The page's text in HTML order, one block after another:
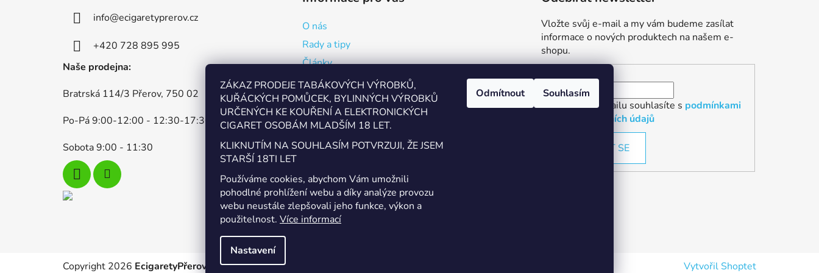
ZÁKAZ PRODEJE TABÁKOVÝCH VÝROBKŮ,
KUŘÁCKÝCH POMŮCEK, BYLINNÝCH VÝROBKŮ
URČENÝCH KE KOUŘENÍ A ELEKTRONICKÝCH
CIGARET OSOBÁM MLADŠÍM 18 LET.
KLIKNUTÍM NA SOUHLASÍM POTVRZUJI, ŽE JSEM
STARŠÍ 18TI LET
Používáme cookies, abychom Vám umožnili
pohodlné prohlížení webu a díky analýze provozu
webu neustále zlepšovali jeho funkce, výkon a
použitelnost. Více informací
Nastavení
Odmítnout Souhlasím
info@ecigaretyprerov.cz
+420 728 895 995
Naše prodejna:
Bratrská 114/3 Přerov, 750 02
Po-Pá 9:00-12:00 - 12:30-17:30
Sobota 9:00 - 11:30
O nás
Rady a tipy
Články
Reklamační formulář
Kde vapovat v Přerově?
Kalkulačka pro míchání
Zásady zpracování osobních údajů
Obchodní podmínky a podmínky užití webu
Kontakty
Vložte svůj e-mail a my vám budeme zasílat
informace o nových produktech na našem e-
shopu.
Vložením e-mailu souhlasíte s podmínkami
ochrany osobních údajů
PŘIHLÁSIT SE
Vytvořil Shoptet
Copyright 2026 EcigaretyPřerov.cz . Všechna práva vyhrazena.